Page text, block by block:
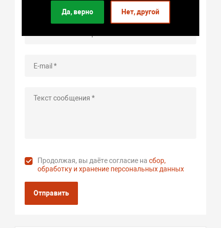
Да, верно Нет, другой
Продолжая, вы даёте согласие насбор,
обработку и хранение персональных данных
Отправить